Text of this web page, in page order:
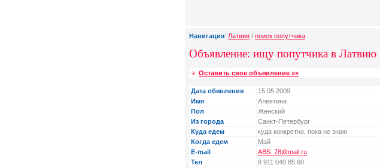
Навигация: Латвия / поиск попутчика
Объявление: ищу попутчика в Латвию
Оставить свое объявление »»
Дата обявления
15.05.2009
Имя
Алевтина
Пол
Женский
Из города
Санкт-Петербург
Куда едем
куда конкретно, пока не знаю
Когда едем
Май
E-mail
ABS_78@mail.ru
Тел
8 911 040 85 60